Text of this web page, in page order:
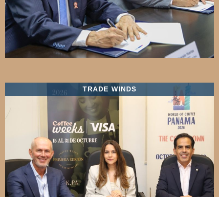
TRADE WINDS